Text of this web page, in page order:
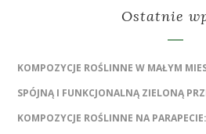
Ostatnie
KOMPOZYCJE ROŚLINNE W MAŁYM
SPÓJNĄ I FUNKCJONALNĄ ZIELONĄ
KOMPOZYCJE ROŚLINNE NA